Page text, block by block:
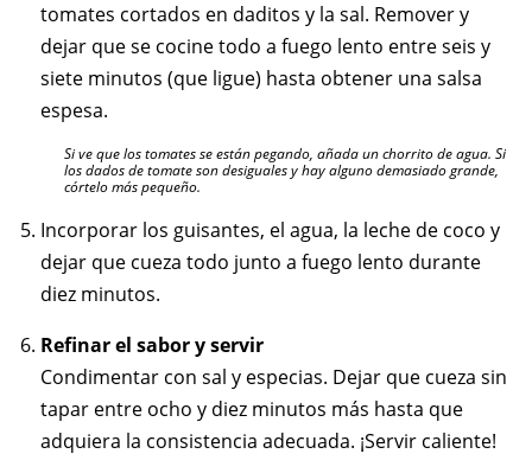
tomates cortados en daditos y la sal. Remover y
dejar que se cocine todo a fuego lento entre seis y
siete minutos (que ligue) hasta obtener una salsa
espesa.
Si ve que los tomates se están pegando, añada un chorrito de agua. Si
los dados de tomate son desiguales y hay alguno demasiado grande,
córtelo más pequeño.
Incorporar los guisantes, el agua, la leche de coco y
dejar que cueza todo junto a fuego lento durante
diez minutos.
Refinar el sabor y servir
Condimentar con sal y especias. Dejar que cueza sin
tapar entre ocho y diez minutos más hasta que
adquiera la consistencia adecuada. ¡Servir caliente!